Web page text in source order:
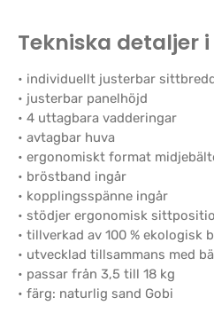
Tekniska detaljer
• individuellt justerbar
• justerbar panelhöjd
• 4 uttagbara vadderingar
• avtagbar huva
• ergonomiskt format
• bröstband ingår
• kopplingsspänne ingår
• stödjer ergonomisk
• tillverkad av 100 % ekologisk
• utvecklad tillsammans med
• passar från 3,5 till 18 kg
• färg: naturlig sand Gobi